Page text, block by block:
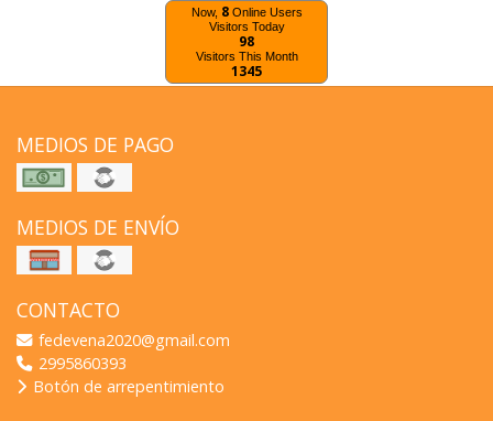
Now, 8Online Users
Visitors Today
98
Visitors This Month
1345
MEDIOS DE PAGO
MEDIOS DE ENVÍO
CONTACTO
fedevena2020@gmail.com
2995860393
Botón de arrepentimiento